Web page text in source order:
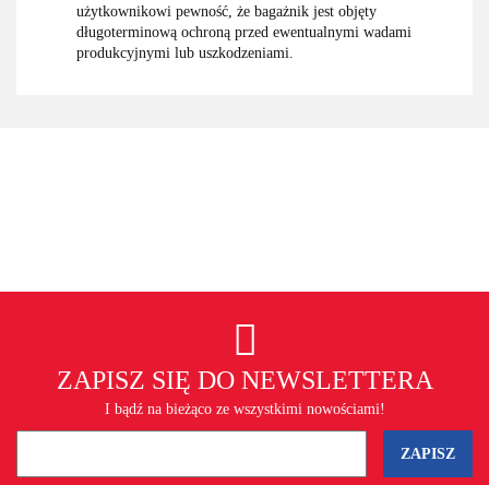
użytkownikowi pewność, że bagażnik jest objęty
długoterminową ochroną przed ewentualnymi wadami
produkcyjnymi lub uszkodzeniami.
ZAPISZ SIĘ DO NEWSLETTERA
I bądź na bieżąco ze wszystkimi nowościami!